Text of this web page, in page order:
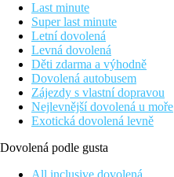
Last minute
Super last minute
Letní dovolená
Levná dovolená
Děti zdarma a výhodně
Dovolená autobusem
Zájezdy s vlastní dopravou
Nejlevnější dovolená u moře
Exotická dovolená levně
Dovolená podle gusta